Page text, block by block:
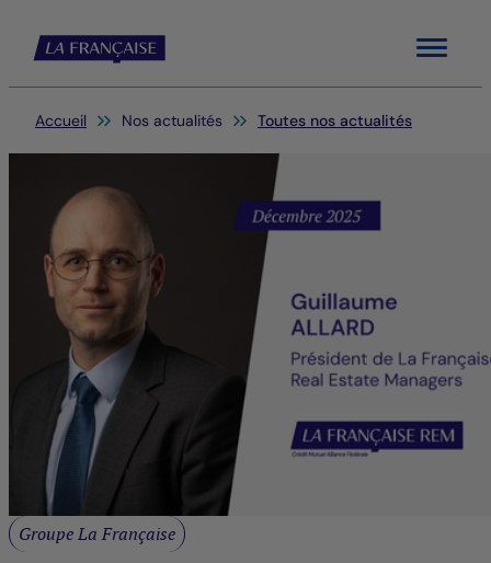
Menu
Vous êtes ici:
Accueil Nos actualités Toutes nos actualités
Groupe La Française